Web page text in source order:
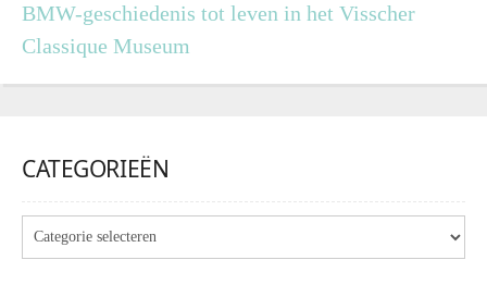
BMW-geschiedenis tot leven in het Visscher
Classique Museum
CATEGORIEËN